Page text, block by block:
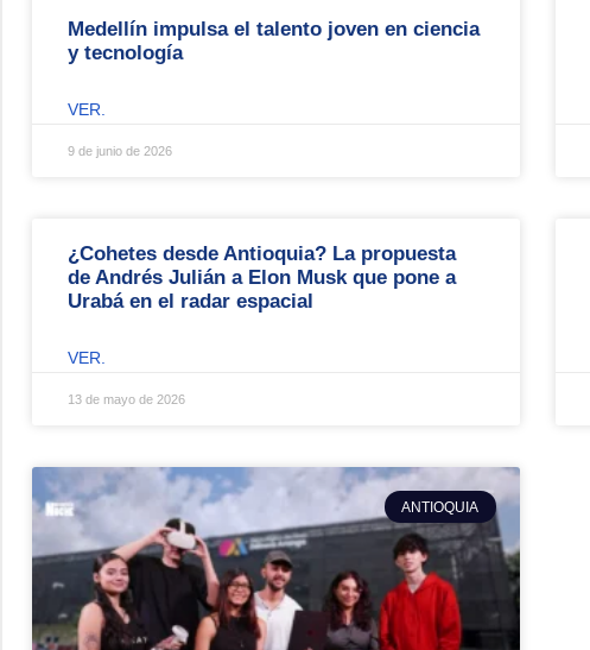
Medellín impulsa el talento joven en ciencia
y tecnología
VER.
9 de junio de 2026
¿Cohetes desde Antioquia? La propuesta
de Andrés Julián a Elon Musk que pone a
Urabá en el radar espacial
VER.
13 de mayo de 2026
ANTIOQUIA